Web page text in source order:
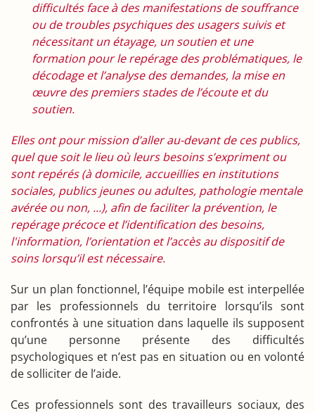
difficultés face à des manifestations de souffrance
ou de troubles psychiques des usagers suivis et
nécessitant un étayage, un soutien et une
formation pour le repérage des problématiques, le
décodage et l’analyse des demandes, la mise en
œuvre des premiers stades de l’écoute et du
soutien.
Elles ont pour mission d’aller au-devant de ces publics,
quel que soit le lieu où leurs besoins s’expriment ou
sont repérés (à domicile, accueillies en institutions
sociales, publics jeunes ou adultes, pathologie mentale
avérée ou non, ...), afin de faciliter la prévention, le
repérage précoce et l’identification des besoins,
l'information, l’orientation et l’accès au dispositif de
soins lorsqu’il est nécessaire.
Sur un plan fonctionnel, l’équipe mobile est interpellée
par les professionnels du territoire lorsqu’ils sont
confrontés à une situation dans laquelle ils supposent
qu’une personne présente des difficultés
psychologiques et n’est pas en situation ou en volonté
de solliciter de l’aide.
Ces professionnels sont des travailleurs sociaux, des